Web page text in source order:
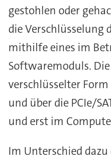
gestohlen oder
die Verschlüsselung
mithilfe eines im
Softwaremoduls.
verschlüsselter
und über die PCIe/
und erst im
Im Unterschied